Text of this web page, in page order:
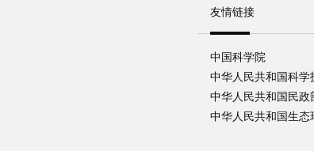
友情链接
中国科学院
中华人民共和国科学
中华人民共和国民政
中华人民共和国生态